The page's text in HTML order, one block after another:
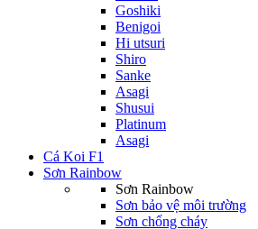
Goshiki
Benigoi
Hi utsuri
Shiro
Sanke
Asagi
Shusui
Platinum
Asagi
Cá Koi F1
Sơn Rainbow
Sơn Rainbow
Sơn bảo vệ môi trường
Sơn chống cháy